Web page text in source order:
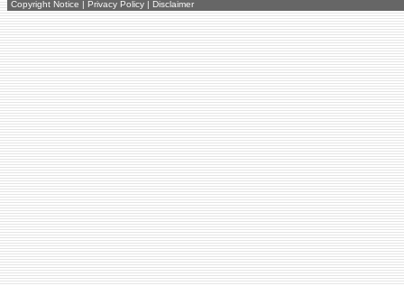
Copyright Notice | Privacy Policy | Disclaimer